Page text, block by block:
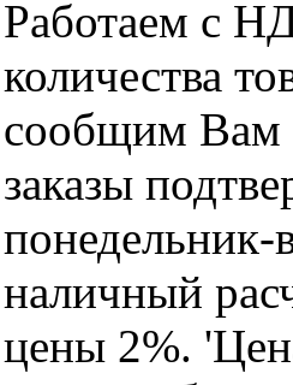
Работаем с
количества
сообщим Вам
заказы
понедельник-
наличный
цены 2%.